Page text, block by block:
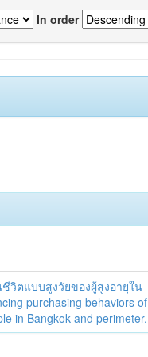
In order
วิตแบบสูงวัยของผู้สูงอายุใน
purchasing behaviors of
in Bangkok and perimeter.